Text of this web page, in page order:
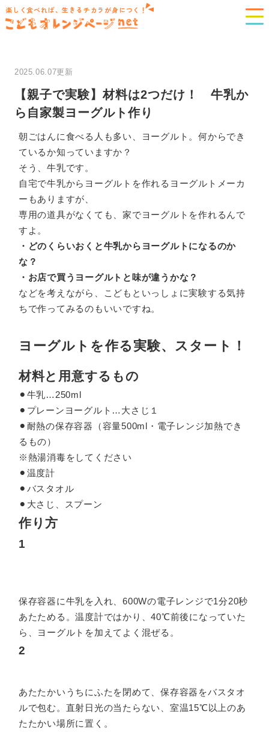
楽しく食べれば、生きるチカラが身につく！
2025.06.07更新
【親子で実験】材料は2つだけ！ 牛乳か
ら自家製ヨーグルト作り
朝ごはんに食べる人も多い、ヨーグルト。何からでき
ているか知っていますか？
そう、牛乳です。
自宅で牛乳からヨーグルトを作れるヨーグルトメーカ
ーもありますが、
専用の道具がなくても、家でヨーグルトを作れるんで
すよ。
・どのくらいおくと牛乳からヨーグルトになるのか
な？
・お店で買うヨーグルトと味が違うかな？
などを考えながら、こどもといっしょに実験する気持
ちで作ってみるのもいいですね。
ヨーグルトを作る実験、スタート！
材料と用意するもの
⚫︎牛乳…250ml
⚫︎プレーンヨーグルト…大さじ１
⚫︎耐熱の保存容器（容量500ml・電子レンジ加熱でき
るもの）
※熱湯消毒をしてください
⚫︎温度計
⚫︎バスタオル
⚫︎大さじ、スプーン
作り方
1
保存容器に牛乳を入れ、600Wの電子レンジで1分20秒
あたためる。温度計ではかり、40℃前後になっていた
ら、ヨーグルトを加えてよく混ぜる。
2
あたたかいうちにふたを閉めて、保存容器をバスタオ
ルで包む。直射日光の当たらない、室温15℃以上のあ
たたかい場所に置く。